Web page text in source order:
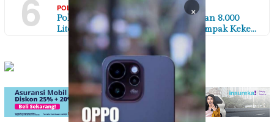
POLRI
07/08/2026
Polres Serang Polda Banten Salurkan 8.000
Liter Air Bersih untuk Warga Terdampak Keke…
×